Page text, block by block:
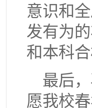
意识和
发有为
和本科
最后
愿我校